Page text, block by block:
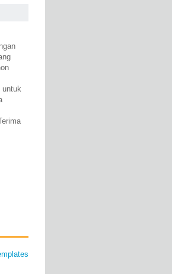
untuk